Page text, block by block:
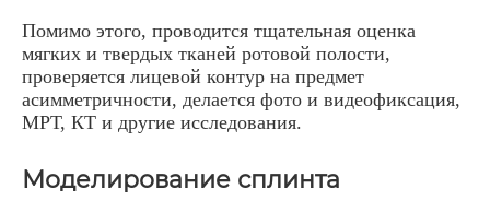
Помимо этого, проводится тщательная оценка
мягких и твердых тканей ротовой полости,
проверяется лицевой контур на предмет
асимметричности, делается фото и видеофиксация,
МРТ, КТ и другие исследования.
Моделирование сплинта